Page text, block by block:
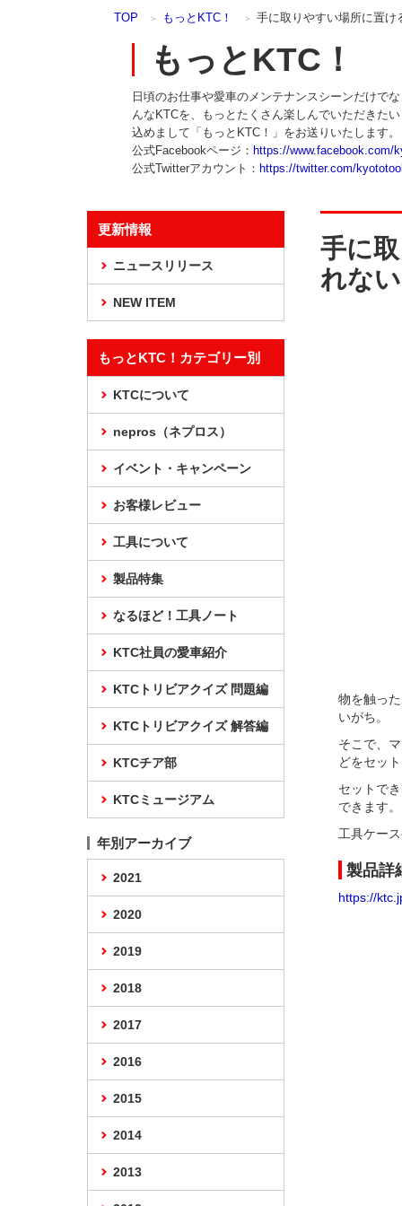
TOP もっとKTC！ 手に取りやすい場所に置け
もっとKTC！
日頃のお仕事や愛車のメンテナンスシーンだけで
んなKTCを、もっとたくさん楽しんでいただきた
込めまして「もっとKTC！」をお送りいたします。
公式Facebookページ： https://www.facebook.com/
公式Twitterアカウント： https://twitter.com/
手に
れな
物を触っ
いがち。
そこで、
どをセッ
セットで
できます
工具ケー
製品詳
https://
更新情報
ニュースリリース
NEW ITEM
もっとKTC！カテゴリー別
KTCについて
nepros（ネプロス）
イベント・キャンペーン
お客様レビュー
工具について
製品特集
なるほど！工具ノート
KTC社員の愛車紹介
KTCトリビアクイズ 問題編
KTCトリビアクイズ 解答編
KTCチア部
KTCミュージアム
年別アーカイブ
2021
2020
2019
2018
2017
2016
2015
2014
2013